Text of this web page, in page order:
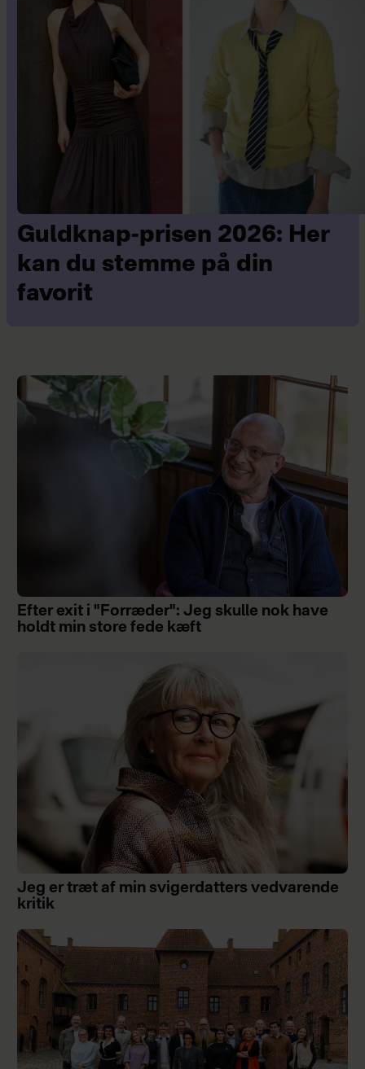
Guldknap-prisen 2026: Her
kan du stemme på din
favorit
Efter exit i "Forræder": Jeg skulle nok have
holdt min store fede kæft
Jeg er træt af min svigerdatters vedvarende
kritik